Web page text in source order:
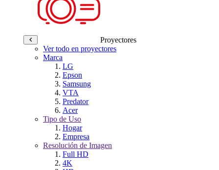
Proyectores
Ver todo en proyectores
Marca
LG
Epson
Samsung
VTA
Predator
Acer
Tipo de Uso
Hogar
Empresa
Resolución de Imagen
Full HD
4K